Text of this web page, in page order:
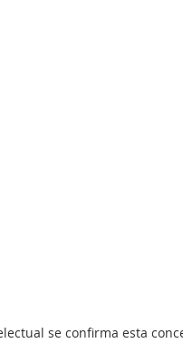
se confirma esta